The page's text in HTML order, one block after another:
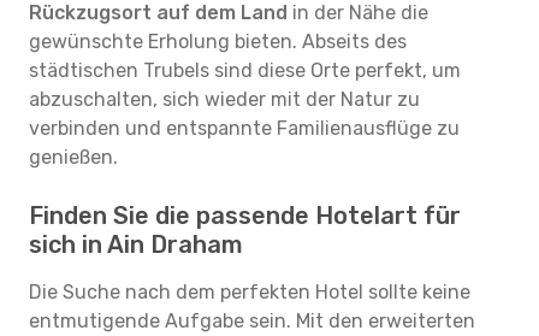
Rückzugsort auf dem Land in der Nähe die
gewünschte Erholung bieten. Abseits des
städtischen Trubels sind diese Orte perfekt, um
abzuschalten, sich wieder mit der Natur zu
verbinden und entspannte Familienausflüge zu
genießen.
Finden Sie die passende Hotelart für
sich in Ain Draham
Die Suche nach dem perfekten Hotel sollte keine
entmutigende Aufgabe sein. Mit den erweiterten